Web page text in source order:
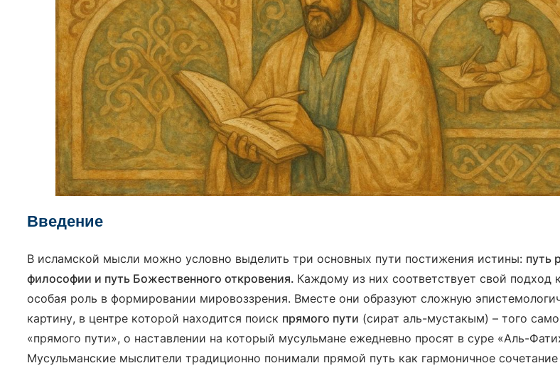
Введение
В исламской мысли можно условно выделить три основных пути постижения истины: путь
философии и путь Божественного откровения. Каждому из них соответствует свой подход
особая роль в формировании мировоззрения. Вместе они образуют сложную
картину, в центре которой находится поиск прямого пути (сират аль-мустакым) – того
«прямого пути», о наставлении на который мусульмане ежедневно просят в суре «Аль-
Мусульманские мыслители традиционно понимали прямой путь как гармоничное